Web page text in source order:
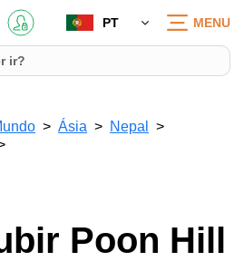
PT MENU
Ásia
Nepal
Poon Hill